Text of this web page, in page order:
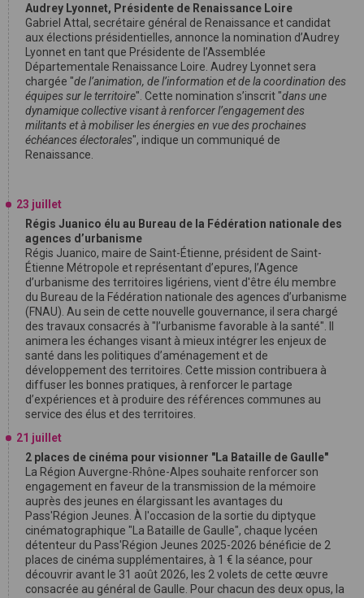
Audrey Lyonnet, Présidente de Renaissance Loire
Gabriel Attal, secrétaire général de Renaissance et candidat
aux élections présidentielles, annonce la nomination d’Audrey
Lyonnet en tant que Présidente de l’Assemblée
Départementale Renaissance Loire. Audrey Lyonnet sera
chargée "de l’animation, de l’information et de la coordination des
équipes sur le territoire". Cette nomination s’inscrit "dans une
dynamique collective visant à renforcer l’engagement des
militants et à mobiliser les énergies en vue des prochaines
échéances électorales", indique un communiqué de
Renaissance.
23 juillet
Régis Juanico élu au Bureau de la Fédération nationale des
agences d’urbanisme
Régis Juanico, maire de Saint-Étienne, président de Saint-
Étienne Métropole et représentant d’epures, l’Agence
d’urbanisme des territoires ligériens, vient d'être élu membre
du Bureau de la Fédération nationale des agences d’urbanisme
(FNAU). Au sein de cette nouvelle gouvernance, il sera chargé
des travaux consacrés à "l’urbanisme favorable à la santé". Il
animera les échanges visant à mieux intégrer les enjeux de
santé dans les politiques d’aménagement et de
développement des territoires. Cette mission contribuera à
diffuser les bonnes pratiques, à renforcer le partage
d’expériences et à produire des références communes au
service des élus et des territoires.
21 juillet
2 places de cinéma pour visionner "La Bataille de Gaulle"
La Région Auvergne-Rhône-Alpes souhaite renforcer son
engagement en faveur de la transmission de la mémoire
auprès des jeunes en élargissant les avantages du
Pass'Région Jeunes. À l'occasion de la sortie du diptyque
cinématographique "La Bataille de Gaulle", chaque lycéen
détenteur du Pass'Région Jeunes 2025-2026 bénéficie de 2
places de cinéma supplémentaires, à 1 € la séance, pour
découvrir avant le 31 août 2026, les 2 volets de cette œuvre
consacrée au général de Gaulle. Pour chacun des deux opus, la